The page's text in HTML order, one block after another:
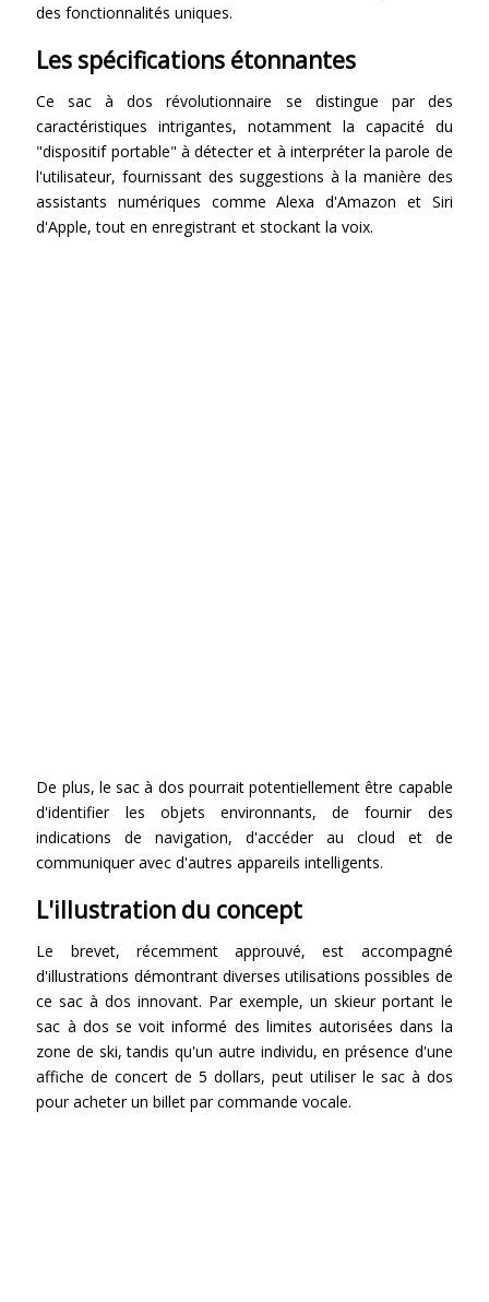
des fonctionnalités uniques.
Les spécifications étonnantes
Ce sac à dos révolutionnaire se distingue par des
caractéristiques intrigantes, notamment la capacité du
"dispositif portable" à détecter et à interpréter la parole de
l'utilisateur, fournissant des suggestions à la manière des
assistants numériques comme Alexa d'Amazon et Siri
d'Apple, tout en enregistrant et stockant la voix.
De plus, le sac à dos pourrait potentiellement être capable
d'identifier les objets environnants, de fournir des
indications de navigation, d'accéder au cloud et de
communiquer avec d'autres appareils intelligents.
L'illustration du concept
Le brevet, récemment approuvé, est accompagné
d'illustrations démontrant diverses utilisations possibles de
ce sac à dos innovant. Par exemple, un skieur portant le
sac à dos se voit informé des limites autorisées dans la
zone de ski, tandis qu'un autre individu, en présence d'une
affiche de concert de 5 dollars, peut utiliser le sac à dos
pour acheter un billet par commande vocale.